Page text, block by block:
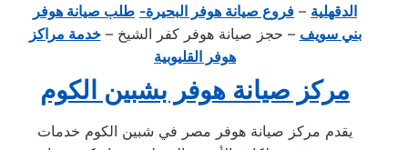
الدقهلية – فروع صيانة هوفر البحيرة- طلب صيانة هوفر
بني سويف – حجز صيانة هوفر كفر الشيخ –خدمة مراكز
هوفر القليوبية
مركز صيانة هوفر بشبين الكوم
يقدم مركز صيانة هوفر مصر في شبين الكوم خدمات